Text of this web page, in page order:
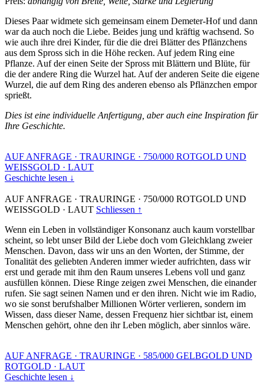
Dieses Paar widmete sich gemeinsam einem Demeter-Hof und dann
war da auch noch die Liebe. Beides jung und kräftig wachsend. So
wie auch ihre drei Kinder, für die die drei Blätter des Pflänzchens
aus dem Spross sich in die Höhe recken. Auf jedem Ring eine
Pflanze. Auf der einen Seite der Spross mit Blättern und Blüte, für
die der andere Ring die Wurzel hat. Auf der anderen Seite die eigene
Wurzel, die auf dem Ring des anderen ebenso als Pflänzchen empor
sprießt.
Dies ist eine individuelle Anfertigung, aber auch eine Inspiration für
Ihre Geschichte.
AUF ANFRAGE · TRAURINGE · 750/000 ROTGOLD UND
WEISSGOLD · LAUT
Geschichte lesen ↓
AUF ANFRAGE · TRAURINGE · 750/000 ROTGOLD UND
WEISSGOLD · LAUT Schliessen ↑
Wenn ein Leben in vollständiger Konsonanz auch kaum vorstellbar
scheint, so lebt unser Bild der Liebe doch vom Gleichklang zweier
Menschen. Davon, dass wir uns an den Worten, der Stimme, der
Tonalität des geliebten Anderen immer wieder aufrichten, dass wir
erst und gerade mit ihm den Raum unseres Lebens voll und ganz
ausfüllen können. Diese Ringe zeigen zwei Menschen, die einander
rufen. Sie sagt seinen Namen und er den ihren. Nicht wie im Radio,
wo sie sonst berufshalber Millionen Wörter verlieren, sondern im
Wissen, dass dieser Name, dessen Frequenz hier sichtbar ist, einem
Menschen gehört, ohne den ihr Leben möglich, aber sinnlos wäre.
AUF ANFRAGE · TRAURINGE · 585/000 GELBGOLD UND
ROTGOLD · LAUT
Geschichte lesen ↓